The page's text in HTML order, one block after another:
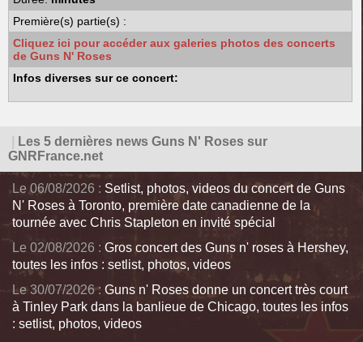
Première(s) partie(s) :
Cliquez ici pour accéder aux galeries photos des concerts
de Guns N' Roses
Infos diverses sur ce concert:
Les 5 dernières news Guns N' Roses sur
GNRFrance.net
Le 06/08/2026 : Setlist, photos, videos du concert de Guns
N' Roses à Toronto, première date canadienne de la
tournée avec Chris Stapleton en invité spécial
Le 02/08/2026 : Gros concert des Guns n' roses à Hershey,
toutes les infos : setlist, photos, videos
Le 30/07/2026 : Guns n' Roses donne un concert très court
à Tinley Park dans la banlieue de Chicago, toutes les infos
: setlist, photos, videos